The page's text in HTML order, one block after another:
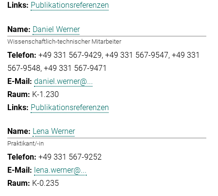
Publikationsreferenzen
Daniel Werner
Wissenschaftlich-technischer Mitarbeiter
+49 331 567-9429 +49 331 567-9547 +49 331
567-9548 +49 331 567-9471
daniel.werner@...
K-1.230
Publikationsreferenzen
Lena Werner
Praktikant/-in
+49 331 567-9252
lena.werner@...
K-0.235